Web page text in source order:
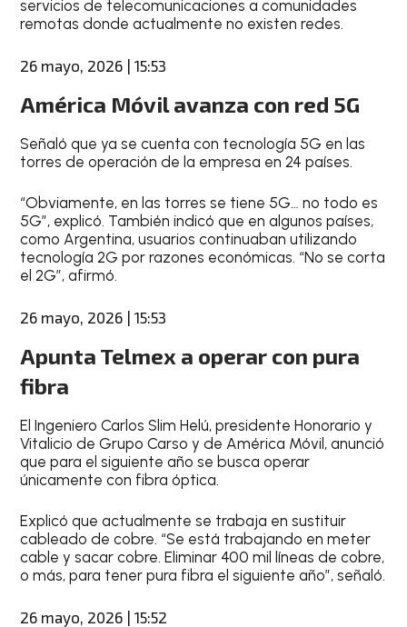
servicios de telecomunicaciones a comunidades
remotas donde actualmente no existen redes.
26 mayo, 2026 | 15:53
América Móvil avanza con red 5G
Señaló que ya se cuenta con tecnología 5G en las
torres de operación de la empresa en 24 países.
“Obviamente, en las torres se tiene 5G… no todo es
5G”, explicó. También indicó que en algunos países,
como Argentina, usuarios continuaban utilizando
tecnología 2G por razones económicas. “No se corta
el 2G”, afirmó.
26 mayo, 2026 | 15:53
Apunta Telmex a operar con pura
fibra
El Ingeniero Carlos Slim Helú, presidente Honorario y
Vitalicio de Grupo Carso y de América Móvil, anunció
que para el siguiente año se busca operar
únicamente con fibra óptica.
Explicó que actualmente se trabaja en sustituir
cableado de cobre. “Se está trabajando en meter
cable y sacar cobre. Eliminar 400 mil líneas de cobre,
o más, para tener pura fibra el siguiente año”, señaló.
26 mayo, 2026 | 15:52